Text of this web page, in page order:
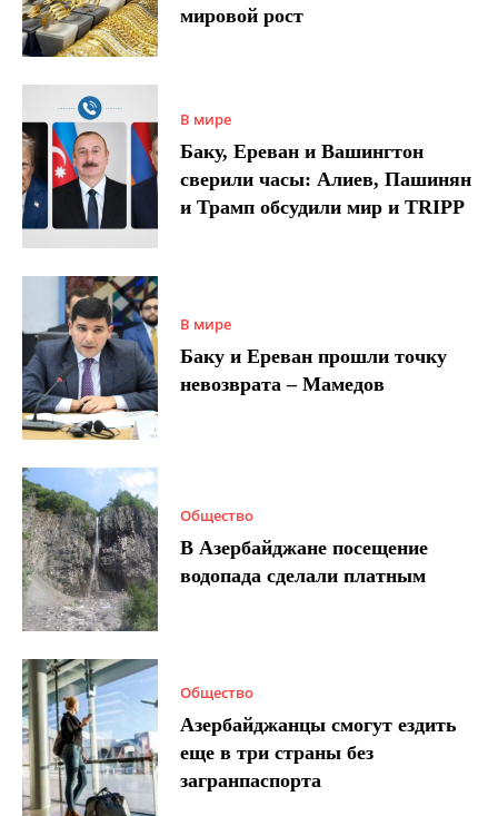
мировой рост
В мире
Баку, Ереван и Вашингтон
сверили часы: Алиев, Пашинян
и Трамп обсудили мир и TRIPP
В мире
Баку и Ереван прошли точку
невозврата – Мамедов
Общество
В Азербайджане посещение
водопада сделали платным
Общество
Азербайджанцы смогут ездить
еще в три страны без
загранпаспорта